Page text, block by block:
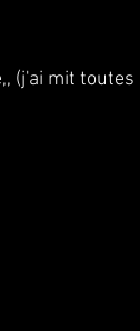
(j'ai mit